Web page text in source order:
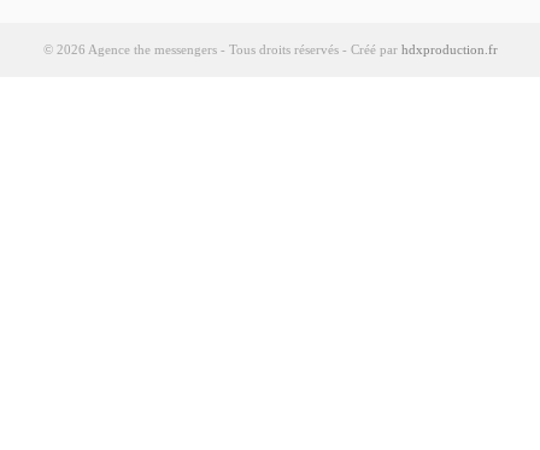
© 2026 Agence the messengers - Tous droits réservés - Créé par hdxproduction.fr